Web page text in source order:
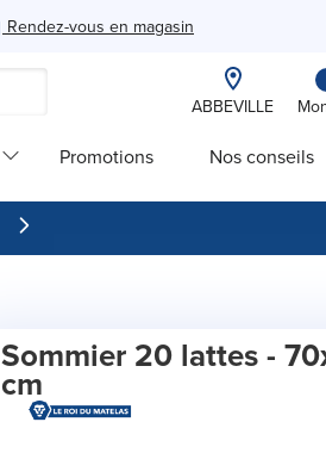
Rendez-vous en magasin
ABBEVILLE
Promotions Nos conseils
Sommier 20 lattes -
cm